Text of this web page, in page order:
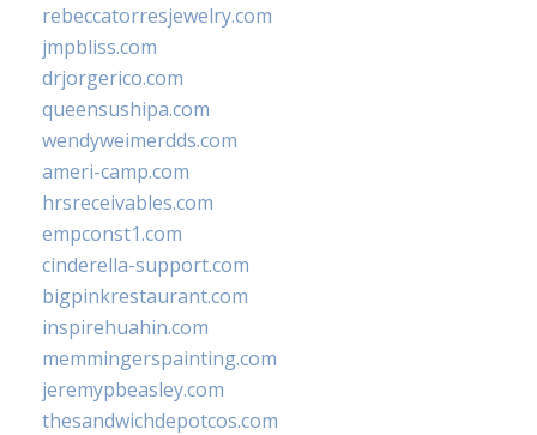
rebeccatorresjewelry.com
jmpbliss.com
drjorgerico.com
queensushipa.com
wendyweimerdds.com
ameri-camp.com
hrsreceivables.com
empconst1.com
cinderella-support.com
bigpinkrestaurant.com
inspirehuahin.com
memmingerspainting.com
jeremypbeasley.com
thesandwichdepotcos.com